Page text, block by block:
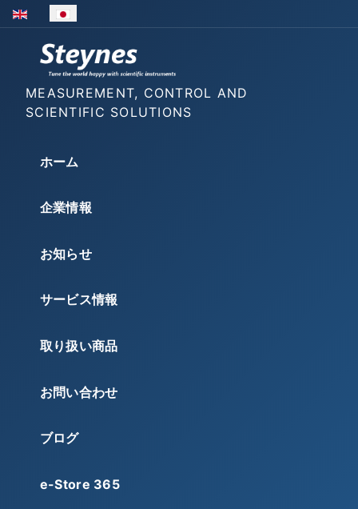
あなたが使う言語を選んでください
MEASUREMENT, CONTROL AND
SCIENTIFIC SOLUTIONS
ホーム
企業情報
お知らせ
サービス情報
取り扱い商品
お問い合わせ
ブログ
e-Store 365